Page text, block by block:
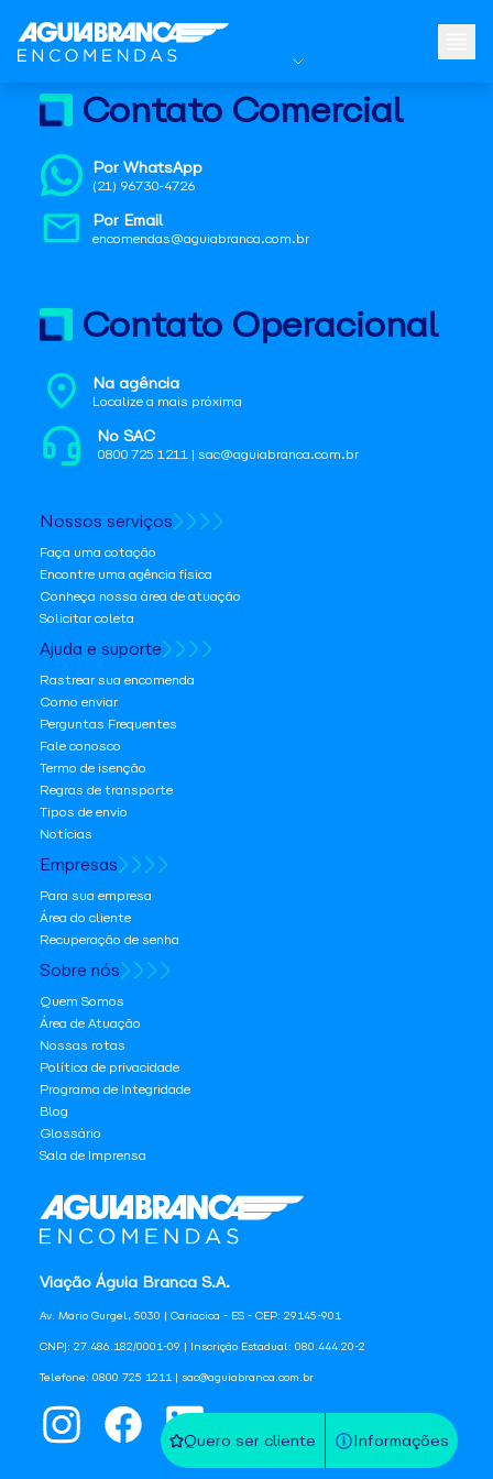
Quero ser cliente Informações
Viação Águia Branca S.A.
Av. Mario Gurgel, 5030 | Cariacica - ES - CEP: 29145-901
CNPJ: 27.486.182/0001-09 | Inscrição Estadual: 080.444.20-2
Telefone: 0800 725 1211 | sac@aguiabranca.com.br
Contato Comercial
Por WhatsApp
(21) 96730-4726
Por Email
encomendas@aguiabranca.com.br
Contato Operacional
Na agência
Localize a mais próxima
No SAC
0800 725 1211 | sac@aguiabranca.com.br
Nossos serviços
Faça uma cotação
Encontre uma agência física
Conheça nossa área de atuação
Solicitar coleta
Ajuda e suporte
Rastrear sua encomenda
Como enviar
Perguntas Frequentes
Fale conosco
Termo de isenção
Regras de transporte
Tipos de envio
Notícias
Empresas
Para sua empresa
Área do cliente
Recuperação de senha
Sobre nós
Quem Somos
Área de Atuação
Nossas rotas
Política de privacidade
Programa de Integridade
Blog
Glossário
Sala de Imprensa